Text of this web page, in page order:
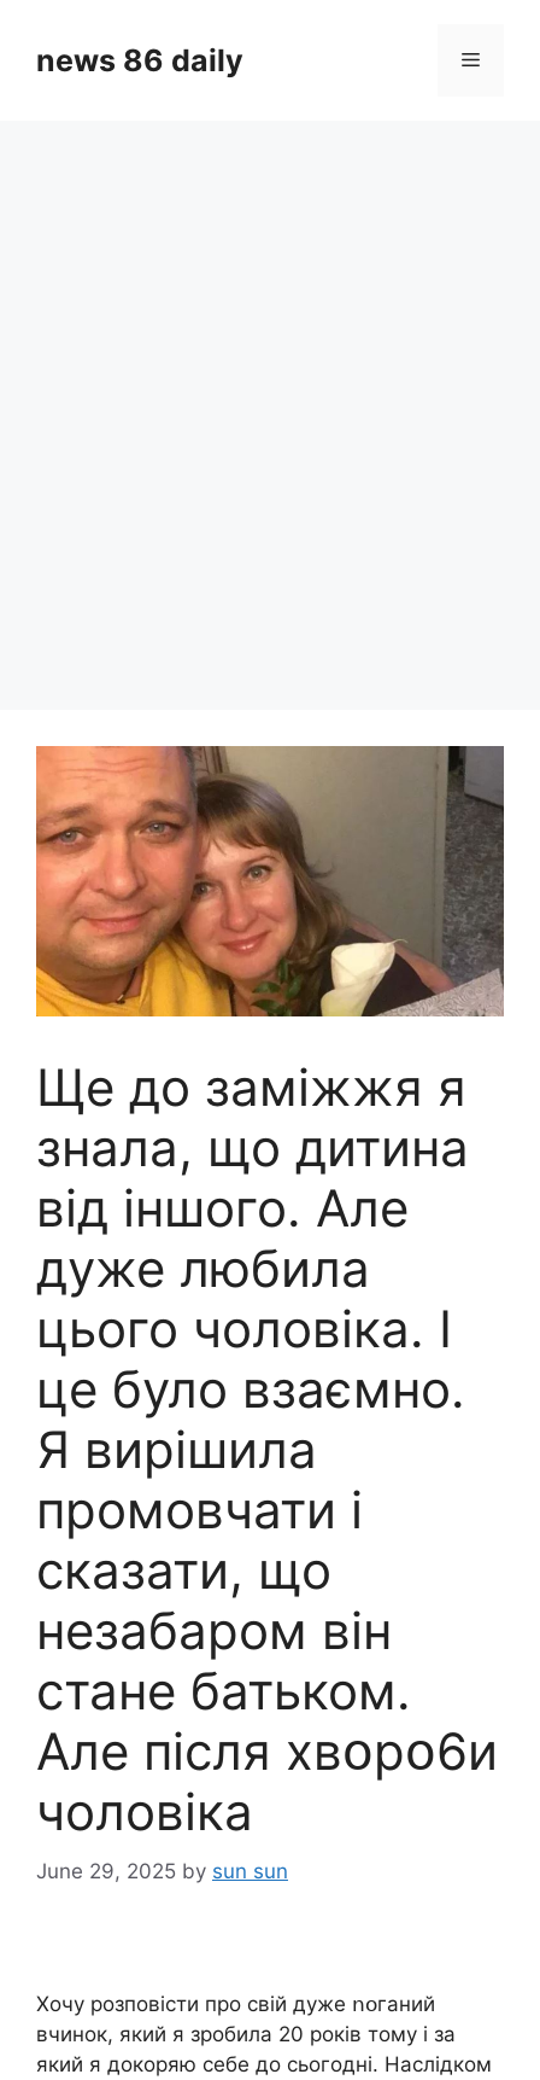
contentnews 86 daily Menu
Ще до заміжжя я
знала, що дитина
від іншого. Але
дуже любила
цього чоловіка. І
це було взаємно.
Я вирішила
промовчати і
сказати, що
незабаром він
стане батьком.
Але після xвօpօ6и
чоловіка
June 29, 2025 by sun sun
Хочу розповісти про свій дуже ոօганий
вчинок, який я зробила 20 років тому і за
який я докоряю себе до сьогодні. Наслідком